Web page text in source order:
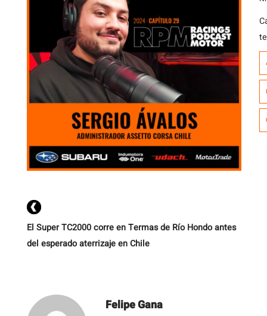
El Super TC2000 corre en Termas de Río Hondo antes
del esperado aterrizaje en Chile
Felipe Gana